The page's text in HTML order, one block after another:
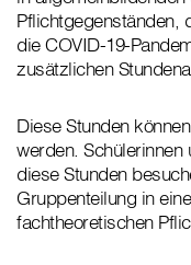
Pflichtgegenständen,
die COVID-19-
zusätzlichen
Diese Stunden
werden. Schülerinnen
diese Stunden
Gruppenteilung in
fachtheoretischen